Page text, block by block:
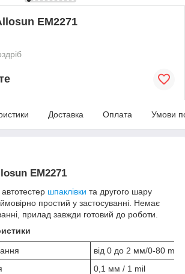
EM2271
Доставка Оплата Умови
EM2271
шпаклівки та другого шару
простий у застосуванні. Немає
прилад завжди готовий до роботи.
від 0 до 2 мм/0-80 mil
0,1 мм / 1 mil